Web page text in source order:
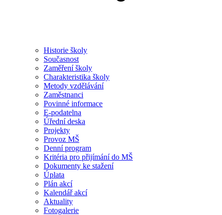
Historie školy
Současnost
Zaměření školy
Charakteristika školy
Metody vzdělávání
Zaměstnanci
Povinné informace
E-podatelna
Úřední deska
Projekty
Provoz MŠ
Denní program
Kritéria pro přijímání do MŠ
Dokumenty ke stažení
Úplata
Plán akcí
Kalendář akcí
Aktuality
Fotogalerie